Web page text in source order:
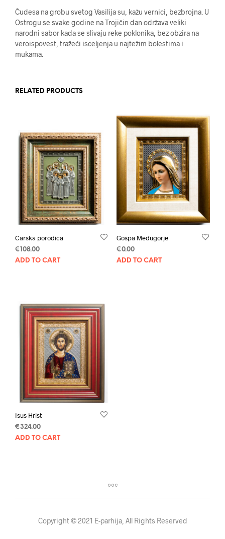
Čudesa na grobu svetog Vasilija su, kažu vernici, bezbrojna. U
Ostrogu se svake godine na Trojičin dan održava veliki
narodni sabor kada se slivaju reke poklonika, bez obzira na
veroispovest, tražeći isceljenja u najtežim bolestima i
mukama.
RELATED PRODUCTS
Carska porodica
€108.00
ADD TO CART
Gospa Međugorje
€0.00
ADD TO CART
Isus Hrist
€324.00
ADD TO CART
Copyright © 2021 E-parhija, All Rights Reserved